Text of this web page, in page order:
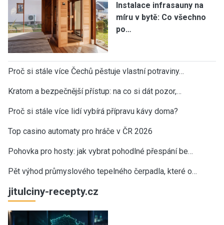
Instalace infrasauny na
míru v bytě: Co všechno
po…
Proč si stále více Čechů pěstuje vlastní potraviny…
Kratom a bezpečnější přístup: na co si dát pozor,…
Proč si stále více lidí vybírá přípravu kávy doma?
Top casino automaty pro hráče v ČR 2026
Pohovka pro hosty: jak vybrat pohodlné přespání be…
Pět výhod průmyslového tepelného čerpadla, které o…
jitulciny-recepty.cz